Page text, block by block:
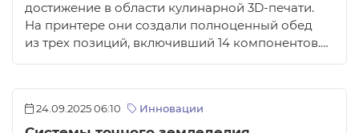
достижение в области кулинарной 3D-печати.
На принтере они создали полноценный обед
из трех позиций, включивший 14 компонентов.…
24.09.2025 06:10 Инновации